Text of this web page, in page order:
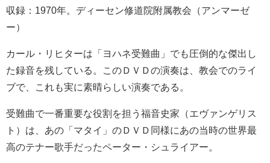
収録：1970年。 ディーセン修道院附属教会（アンマーゼ
ー）
カール・リヒターは「ヨハネ受難曲」でも圧倒的な傑出し
た録音を残している。このＤＶＤの演奏は、教会でのライ
ブで、これも実に素晴らしい演奏である。
受難曲で一番重要な役割を担う福音史家（エヴァンゲリス
ト）は、あの「マタイ」のＤＶＤ同様にあの当時の世界最
高のテナー歌手だったペーター・シュライアー。